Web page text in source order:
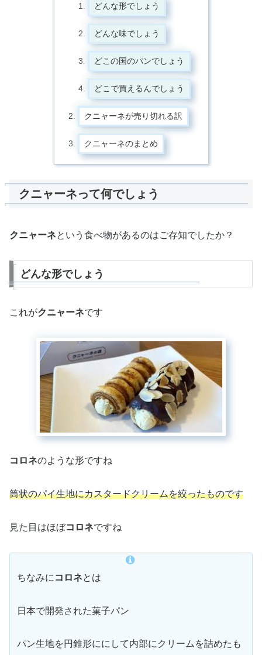
どんな形でしょう
どんな味でしょう
どこの国のパンでしょう
どこで買えるんでしょう
クニャーネが売り切れる訳
クニャーネのまとめ
クニャーネって何でしょう
クニャーネという食べ物があるのはご存知でしたか？
どんな形でしょう
これがクニャーネです
コロネのような形ですね
筒状のパイ生地にカスタードクリームを絞ったものです
見た目はほぼコロネですね
ちなみに コロネとは
日本で開発された菓子パン
パン生地を円錐形ににして内部にクリームを詰めたも